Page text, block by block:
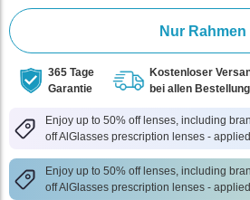
Nur Rahmen
365 Tage
Garantie
Kostenloser
bei allen
Enjoy up to 50% off lenses, including
off AlGlasses prescription lenses -
Enjoy up to 50% off lenses, including
off AlGlasses prescription lenses -